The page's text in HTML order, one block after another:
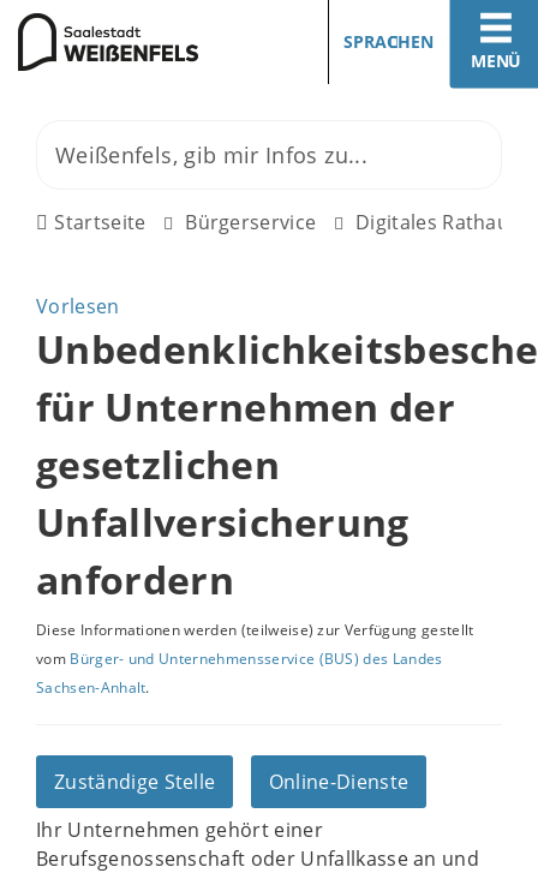
MENÜ
SPRACHEN
Startseite Bürgerservice Digitales Rathaus
Vorlesen
für Unternehmen der
gesetzlichen
Unfallversicherung
anfordern
Diese Informationen werden (teilweise) zur Verfügung gestellt
vom Bürger- und Unternehmensservice (BUS) des Landes
Sachsen-Anhalt.
Zuständige Stelle
Online-Dienste
Ihr Unternehmen gehört einer
Berufsgenossenschaft oder Unfallkasse an und